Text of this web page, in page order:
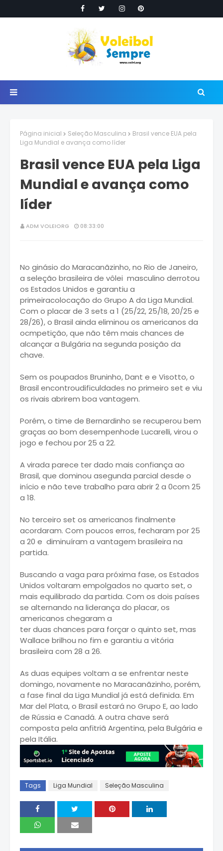
Página inicial Seleção Masculina
Brasil vence EUA pela
Liga Mundial e avança como líder
Brasil vence EUA pela Liga
Mundial e avança como
líder
ADM VOLEIORG 08:33:00
No ginásio do Maracanãzinho, no Rio de Janeiro,
a seleção brasileira de vôlei masculino derrotou
os Estados Unidos e garantiu a
primeiracolocação do Grupo A da Liga Mundial.
Com o placar de 3 sets a 1 (25/22, 25/18, 20/25 e
28/26), o Brasil ainda eliminou os americanos da
ocmpetição, que não têm mais chances de
alcançar a Bulgária na segunda posição da
chave.
Sem os poupados Bruninho, Dant e e Visotto, o
Brasil encontroudificuldades no primeiro set e viu
os rivais abrirem boa vantagem.
Porém, o time de Bernardinho se recuperou bem
graças ao bom desempenhode Lucarelli, virou o
jogo e fechou por 25 a 22.
A virada parece ter dado mais confiança ao
Brasil, que dominou asegunda parcial desde o
início e não teve trabalho para abrir 2 a 0com 25
a 18.
No terceiro set os americanos finalmente
acordaram. Com poucos erros, fecharam por 25
a 20 e diminuíram a vantagem brasileira na
partida.
Buscando a vaga para próxima fase, os Estados
Unidos voltaram empolgados no quarto set, o
mais equilibrado da partida. Com os dois países
se alternando na liderança do placar, os
americanos chegaram a
ter duas chances para forçar o quinto set, mas
Wallace brilhou no fim e garantiu a vitória
brasileira com 28 a 26.
As duas equipes voltam a se enfrentar neste
domingo, novamente no Maracanãzinho, porém,
a fase final da Liga Mundial já está definida. Em
Mar del Plata, o Brasil estará no Grupo E, ao lado
de Rússia e Canadá. A outra chave será
composta pela anfitriã Argentina, pela Bulgária e
pela Itália.
Tags Liga Mundial Seleção Masculina